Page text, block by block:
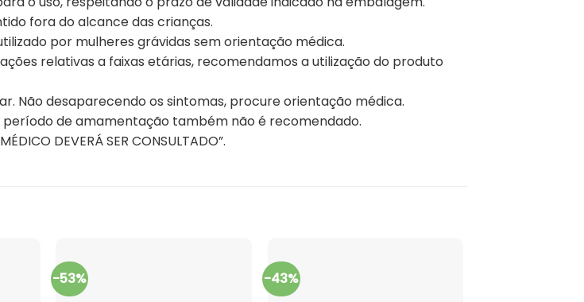
fora do alcance das crianças.
por mulheres grávidas sem orientação médica.
relativas a faixas etárias, recomendamos a utilização do produto
Não desaparecendo os sintomas, procure orientação médica.
período de amamentação também não é recomendado.
DEVERÁ SER CONSULTADO”.
-53% -43%